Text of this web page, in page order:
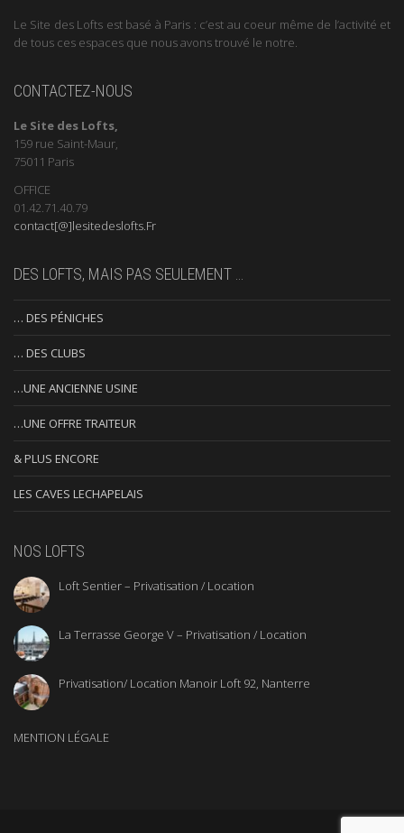
Le Site des Lofts est basé à Paris : c’est au coeur même de l’activité et
de tous ces espaces que nous avons trouvé le notre.
CONTACTEZ-NOUS
Le Site des Lofts,
159 rue Saint-Maur,
75011 Paris
OFFICE
01.42.71.40.79
contact[@]lesitedeslofts.Fr
DES LOFTS, MAIS PAS SEULEMENT …
… DES PÉNICHES
… DES CLUBS
…UNE ANCIENNE USINE
…UNE OFFRE TRAITEUR
& PLUS ENCORE
LES CAVES LECHAPELAIS
NOS LOFTS
Loft Sentier – Privatisation / Location
La Terrasse George V – Privatisation / Location
Privatisation/ Location Manoir Loft 92, Nanterre
MENTION LÉGALE